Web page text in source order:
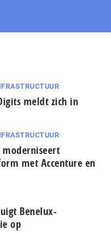
meldt zich in
moderniseert
met Accenture en
Benelux-
op